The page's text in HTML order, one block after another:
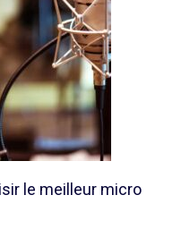
le meilleur micro